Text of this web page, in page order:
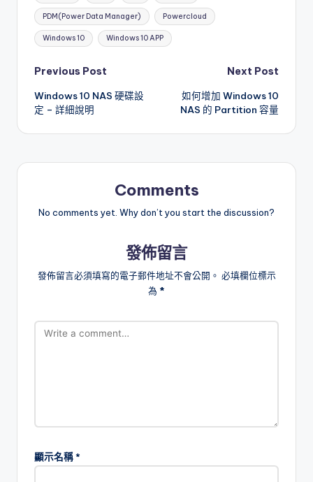
PDM(Power Data Manager) Powercloud
Windows 10 Windows 10 APP
Post
navigation
Previous Post
Windows 10 NAS 硬碟設
定 – 詳細說明
Next Post
如何增加 Windows 10
NAS 的 Partition 容量
Comments
No comments yet. Why don’t you start the discussion?
發佈留言
發佈留言必須填寫的電子郵件地址不會公開。 必填欄位標示
為 *
顯示名稱*